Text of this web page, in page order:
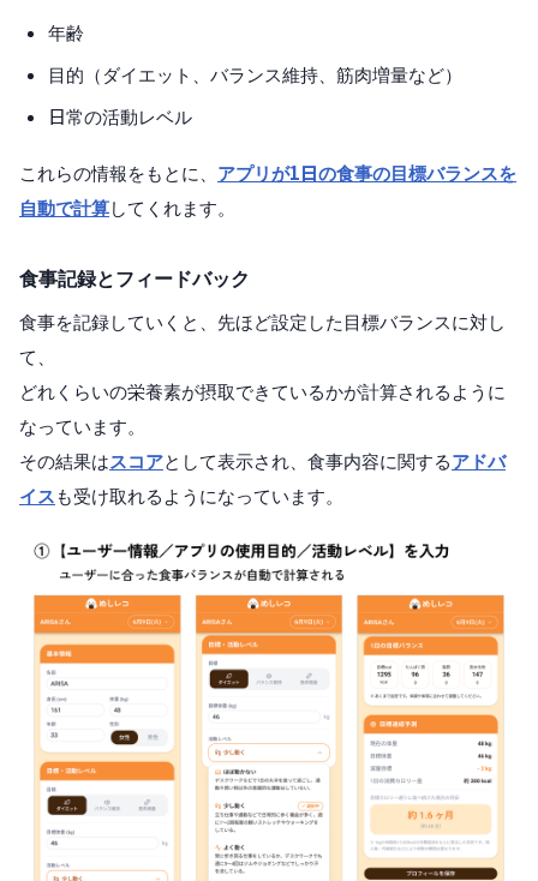
年齢
目的（ダイエット、バランス維持、筋肉増量など）
日常の活動レベル
これらの情報をもとに、 アプリが1日の食事の目標バランスを
自動で計算してくれます。
食事記録とフィードバック
食事を記録していくと、先ほど設定した目標バランスに対し
て、
どれくらいの栄養素が摂取できているかが計算されるように
なっています。
その結果はスコアとして表示され、食事内容に関するアドバ
イスも受け取れるようになっています。